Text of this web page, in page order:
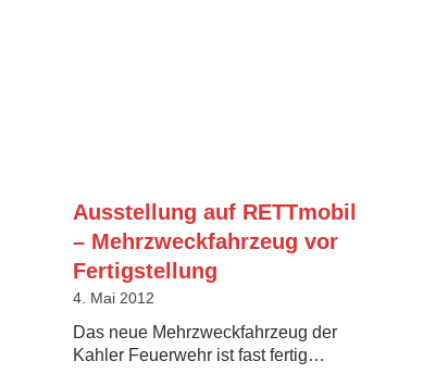
Ausstellung auf RETTmobil
– Mehrzweckfahrzeug vor
Fertigstellung
4. Mai 2012
Das neue Mehrzweckfahrzeug der
Kahler Feuerwehr ist fast fertig…